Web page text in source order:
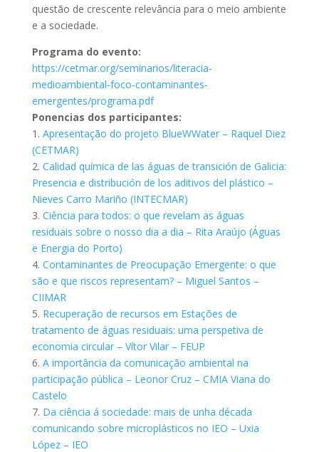
questão de crescente relevância para o meio ambiente
e a sociedade.
Programa do evento:
https://cetmar.org/seminarios/literacia-
medioambiental-foco-contaminantes-
emergentes/programa.pdf
Ponencias dos participantes:
1. Apresentação do projeto BlueWWater – Raquel Diez
(CETMAR)
2. Calidad química de las águas de transición de Galicia:
Presencia e distribución de los aditivos del plástico –
Nieves Carro Mariño (INTECMAR)
3. Ciência para todos: o que revelam as águas
residuais sobre o nosso dia a dia – Rita Araújo (Águas
e Energia do Porto)
4. Contaminantes de Preocupação Emergente: o que
são e que riscos representam? – Miguel Santos –
CIIMAR
5. Recuperação de recursos em Estações de
tratamento de águas residuais: uma perspetiva de
economia circular – Vítor Vilar – FEUP
6. A importância da comunicação ambiental na
participação pública – Leonor Cruz – CMIA Viana do
Castelo
7. Da ciência á sociedade: mais de unha década
comunicando sobre microplásticos no IEO – Uxia
López – IEO